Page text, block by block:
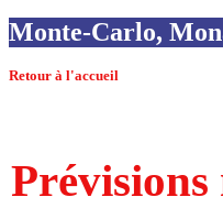
Monte-Carlo,
Retour à l'accueil
Prévisions